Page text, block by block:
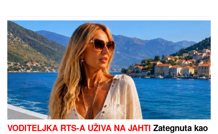
PEVAČICA TRPELA NASILJE OD BIVŠEG